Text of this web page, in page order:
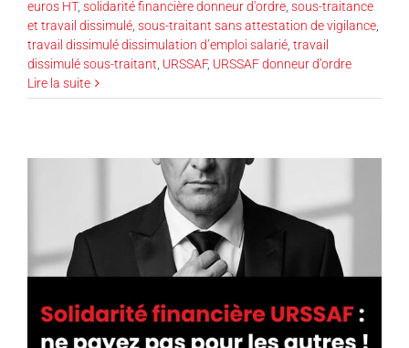
euros HT, solidarité financière donneur d'ordre sous-traitance
et travail dissimulé sous-traitant sans attestation de vigilance
travail dissimulé dissimulation d’emploi salarié travail
dissimulé sous-traitant URSSAF, URSSAF donneur d’ordre
Lire la suite